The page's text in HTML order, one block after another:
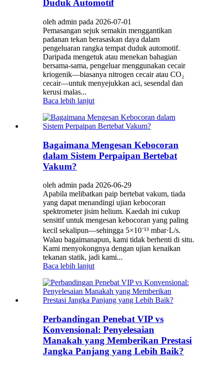
Duduk Automotif
oleh admin pada 2026-07-01
Pemasangan sejuk semakin menggantikan
padanan tekan berasaskan daya dalam
pengeluaran rangka tempat duduk automotif.
Daripada mengetuk atau menekan bahagian
bersama-sama, pengeluar menggunakan cecair
kriogenik—biasanya nitrogen cecair atau CO₂
cecair—untuk menyejukkan aci, sesendal dan
kerusi malas...
Baca lebih lanjut
Bagaimana Mengesan Kebocoran
dalam Sistem Perpaipan Bertebat
Vakum?
oleh admin pada 2026-06-29
Apabila melibatkan paip bertebat vakum, tiada
yang dapat menandingi ujian kebocoran
spektrometer jisim helium. Kaedah ini cukup
sensitif untuk mengesan kebocoran yang paling
kecil sekalipun—sehingga 5×10⁻¹³ mbar·L/s.
Walau bagaimanapun, kami tidak berhenti di situ.
Kami menyokongnya dengan ujian kenaikan
tekanan statik, jadi kami...
Baca lebih lanjut
Perbandingan Penebat VIP vs
Konvensional: Penyelesaian
Manakah yang Memberikan Prestasi
Jangka Panjang yang Lebih Baik?